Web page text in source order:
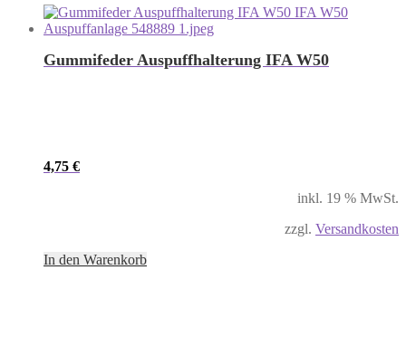
Gummifeder Auspuffhalterung IFA W50
4,75 €
inkl. 19 % MwSt.
zzgl. Versandkosten
In den Warenkorb